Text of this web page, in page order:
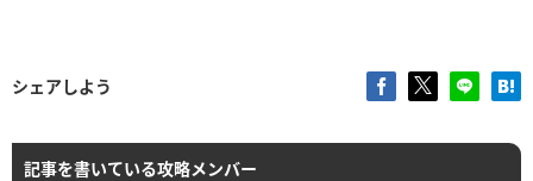
シェアしよう
記事を書いている攻略メンバー